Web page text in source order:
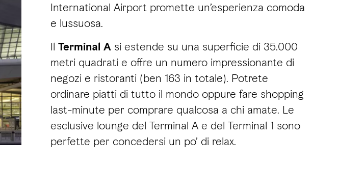
International Airport promette un’esperienza comoda
e lussuosa.
Il Terminal A si estende su una superficie di 35.000
metri quadrati e offre un numero impressionante di
negozi e ristoranti (ben 163 in totale). Potrete
ordinare piatti di tutto il mondo oppure fare shopping
last-minute per comprare qualcosa a chi amate. Le
esclusive lounge del Terminal A e del Terminal 1 sono
perfette per concedersi un po’ di relax.